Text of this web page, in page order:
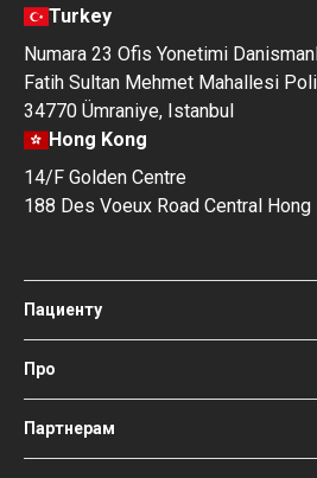
Turkey
Numara 23 Ofis Yonetimi
Fatih Sultan Mehmet Mahallesi
34770 Ümraniye, Istanbul
Hong Kong
14/F Golden Centre
188 Des Voeux Road Central Hong
Пациенту
Клиники
Врачи
Блог
Гайды
Про
Про Bookimed
Как это работает
Наши врачи и авторы
Партнерам
Добавить клинику